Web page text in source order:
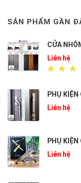
SẢN PHẨM GẦN
CỬA
Liên hệ
PHỤ
Liên hệ
PHỤ KIỆN
Liên hệ